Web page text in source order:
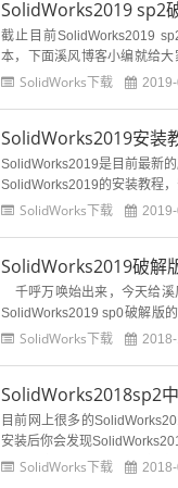
截止目前SolidWorks2019
本，下面溪风博客小编就给
新版的小伙伴们可以下载安装
SolidWorks下载
SolidWorks2019安装
SolidWorks2019是目前最新
SolidWorks2019的安装教程
载SolidWorks2019。
SolidWorks下载
SolidWorks2019破解
千呼万唤始出来，今天给溪
SolidWorks2019 sp0破解版
s 2019 SP0最新正式版目前已
降低...
SolidWorks下载
SolidWorks2018sp2
目前网上很多的
安装后你会发现
没汉语安装包，这里溪风博客
SolidWorks下载